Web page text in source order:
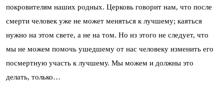
покровителям наших родных. Церковь говорит нам, что после
смерти человек уже не может меняться к лучшему; каяться
нужно на этом свете, а не на том. Но из этого не следует, что
мы не можем помочь ушедшему от нас человеку изменить его
посмертную участь к лучшему. Мы можем и должны это
делать, только…